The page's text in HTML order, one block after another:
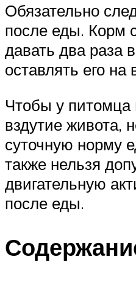
Обязательно
после еды. Корм
давать два раза
оставлять его на
Чтобы у
вздутие живота,
суточную норму
также нельзя
двигательную
после еды.